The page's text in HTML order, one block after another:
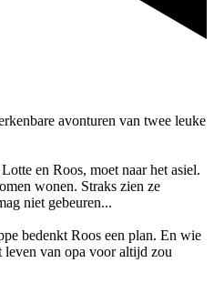
avonturen van twee leuke
en Roos, moet naar het asiel.
wonen. Straks zien ze
niet gebeuren...
bedenkt Roos een plan. En wie
leven van opa voor altijd zou